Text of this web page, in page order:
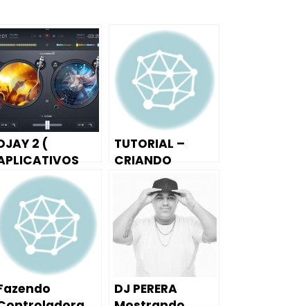
2 (
PARA DJS )
TUTORIAL –
CRIANDO
MELODIA DE
FUNK NO (FL
STUDIO MOBILE
3)
DJ PERERA